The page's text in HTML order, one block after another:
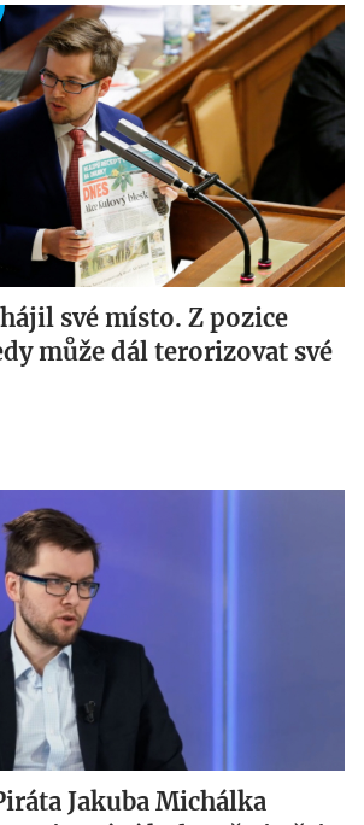
své místo. Z pozice
může dál terorizovat své
Jakuba Michálka